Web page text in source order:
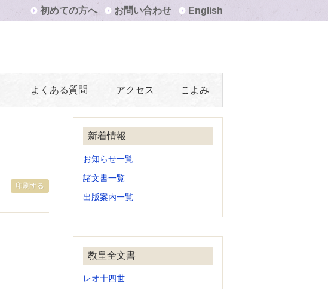
初めての方へ お問い合わせ English
よくある質問 アクセス こよみ
印刷する
新着情報
お知らせ一覧
諸文書一覧
出版案内一覧
教皇全文書
レオ十四世